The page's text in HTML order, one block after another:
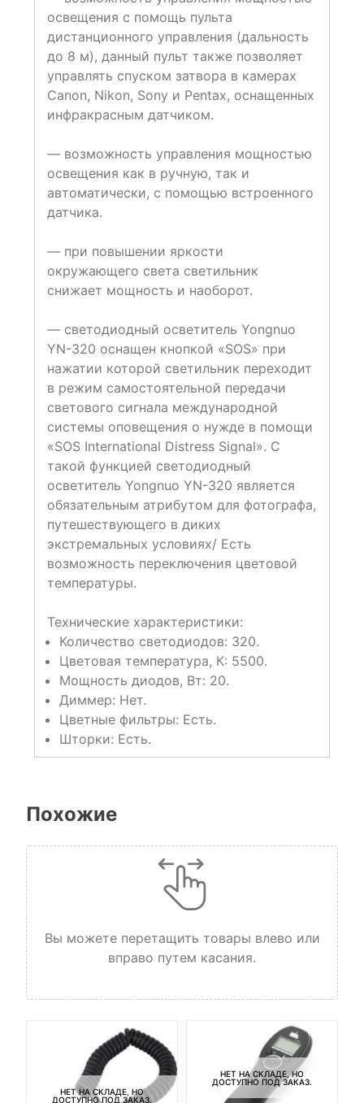
освещения с помощь пульта
дистанционного управления (дальность
до 8 м), данный пульт также позволяет
управлять спуском затвора в камерах
Canon, Nikon, Sony и Pentax, оснащенных
инфракрасным датчиком.
— возможность управления мощностью
освещения как в ручную, так и
автоматически, с помощью встроенного
датчика.
— при повышении яркости
окружающего света светильник
снижает мощность и наоборот.
— светодиодный осветитель Yongnuo
YN-320 оснащен кнопкой «SOS» при
нажатии которой светильник переходит
в режим самостоятельной передачи
светового сигнала международной
системы оповещения о нужде в помощи
«SOS International Distress Signal». С
такой функцией светодиодный
осветитель Yongnuo YN-320 является
обязательным атрибутом для фотографа,
путешествующего в диких
экстремальных условиях/ Есть
возможность переключения цветовой
температуры.
Технические характеристики:
Количество светодиодов: 320.
Цветовая температура, К: 5500.
Мощность диодов, Вт: 20.
Диммер: Нет.
Цветные фильтры: Есть.
Шторки: Есть.
Похожие
Вы можете перетащить товары влево или
вправо путем касания.
НЕТ НА СКЛАДЕ, НО
ДОСТУПНО ПОД ЗАКАЗ.
НЕТ НА СКЛАДЕ, НО
ДОСТУПНО ПОД ЗАКАЗ.